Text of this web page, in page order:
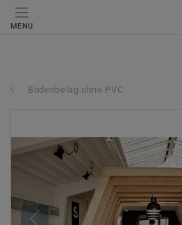
MENU
Bodenbelag ohne PVC